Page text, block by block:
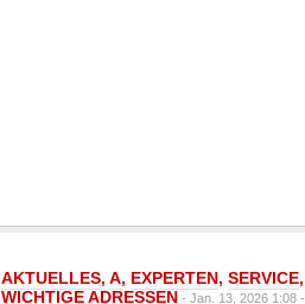
AKTUELLES, A, EXPERTEN, SERVICE,
WICHTIGE ADRESSEN - Jan. 13, 2026 1:08 -